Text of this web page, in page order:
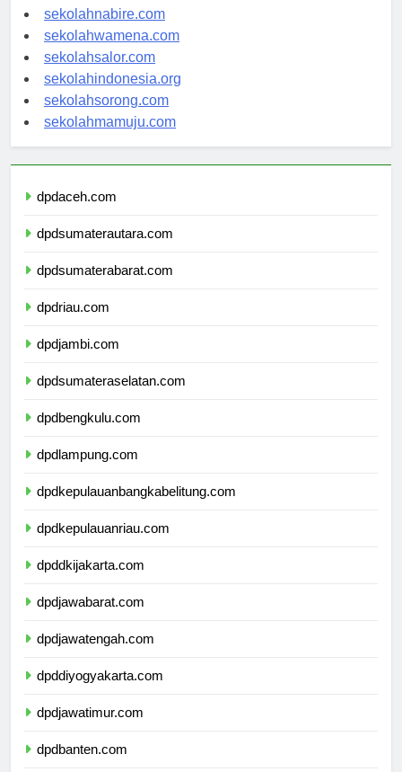
sekolahmanokwari.com
sekolahnabire.com
sekolahwamena.com
sekolahsalor.com
sekolahindonesia.org
sekolahsorong.com